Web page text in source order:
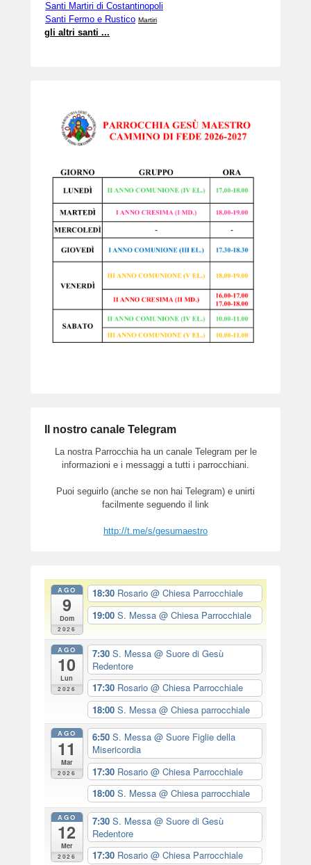
Santi Martiri di Costantinopoli
Santi Fermo e Rustico Martiri
gli altri santi ...
Il nostro canale Telegram
La nostra Parrocchia ha un canale Telegram per le
informazioni e i messaggi a tutti i parrocchiani.
Puoi seguirlo (anche se non hai Telegram) e unirti
facilmente seguendo il link
http://t.me/s/gesumaestro
AGO
9
Dom
2026
18:30 Rosario @ Chiesa Parrocchiale
19:00 S. Messa @ Chiesa Parrocchiale
AGO
10
Lun
2026
7:30 S. Messa @ Suore di Gesù
Redentore
17:30 Rosario @ Chiesa Parrocchiale
18:00 S. Messa @ Chiesa parrocchiale
AGO
11
Mar
2026
6:50 S. Messa @ Suore Figlie della
Misericordia
17:30 Rosario @ Chiesa Parrocchiale
18:00 S. Messa @ Chiesa parrocchiale
AGO
12
Mer
2026
7:30 S. Messa @ Suore di Gesù
Redentore
17:30 Rosario @ Chiesa Parrocchiale